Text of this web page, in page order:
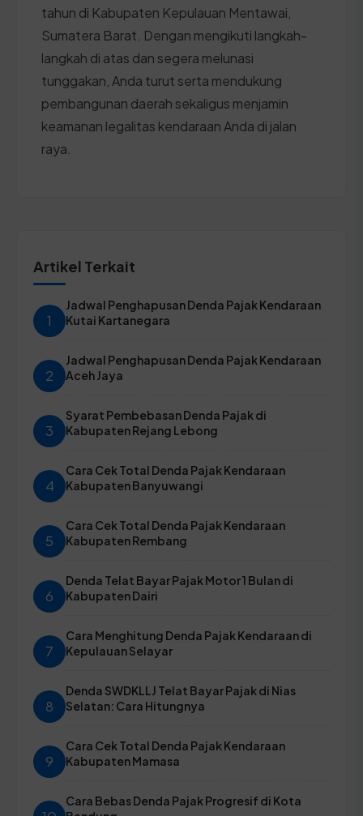
tahun di Kabupaten Kepulauan Mentawai,
Sumatera Barat. Dengan mengikuti langkah-
langkah di atas dan segera melunasi
tunggakan, Anda turut serta mendukung
pembangunan daerah sekaligus menjamin
keamanan legalitas kendaraan Anda di jalan
raya.
Artikel Terkait
1
Jadwal Penghapusan Denda Pajak Kendaraan
Kutai Kartanegara
2
Jadwal Penghapusan Denda Pajak Kendaraan
Aceh Jaya
3
Syarat Pembebasan Denda Pajak di
Kabupaten Rejang Lebong
4
Cara Cek Total Denda Pajak Kendaraan
Kabupaten Banyuwangi
5
Cara Cek Total Denda Pajak Kendaraan
Kabupaten Rembang
6
Denda Telat Bayar Pajak Motor 1 Bulan di
Kabupaten Dairi
7
Cara Menghitung Denda Pajak Kendaraan di
Kepulauan Selayar
8
Denda SWDKLLJ Telat Bayar Pajak di Nias
Selatan: Cara Hitungnya
9
Cara Cek Total Denda Pajak Kendaraan
Kabupaten Mamasa
Cara Bebas Denda Pajak Progresif di Kota